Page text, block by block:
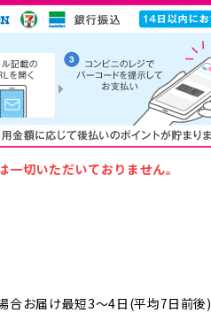
切いただいておりません。
合お届け最短3～4日(平均7日前後)